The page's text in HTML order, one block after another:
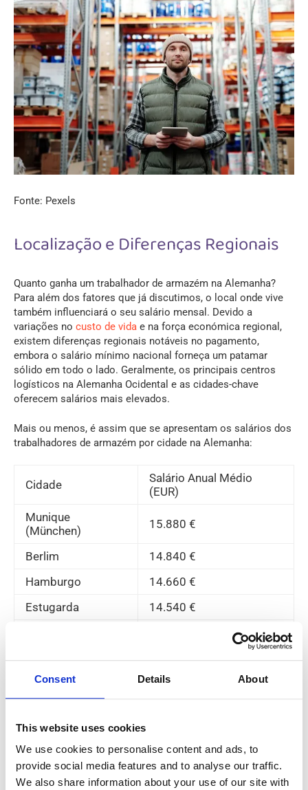
Consent Details About
This website uses cookies
We use cookies to personalise content and ads, to
provide social media features and to analyse our traffic.
We also share information about your use of our site with
Fonte: Pexels
Localização e Diferenças Regionais
Quanto ganha um trabalhador de armazém na Alemanha?
Para além dos fatores que já discutimos, o local onde vive
também influenciará o seu salário mensal. Devido a
variações no custo de vida e na força económica regional,
existem diferenças regionais notáveis no pagamento,
embora o salário mínimo nacional forneça um patamar
sólido em todo o lado. Geralmente, os principais centros
logísticos na Alemanha Ocidental e as cidades-chave
oferecem salários mais elevados.
Mais ou menos, é assim que se apresentam os salários dos
trabalhadores de armazém por cidade na Alemanha:
Cidade
Salário Anual Médio
(EUR)
Munique
(München)
15.880 €
Berlim
14.840 €
Hamburgo
14.660 €
Estugarda
14.540 €
Pagamento Adicional e Subsídios
pagamento de horas extraordinárias (Überstunden), que
estão entre as formas mais rápidas de aumentar os seus
rendimentos anuais.